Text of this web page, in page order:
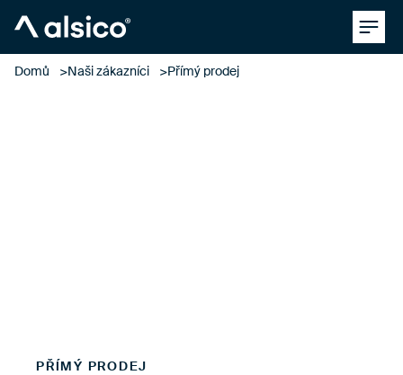
Domů Naši zákazníci Přímý prodej
PŘÍMÝ PRODEJ